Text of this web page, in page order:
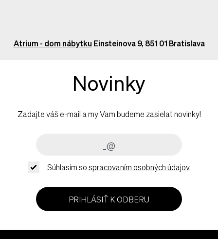
Atrium - dom nábytku Einsteinova 9, 851 01 Bratislava
Novinky
Zadajte váš e-mail a my Vam budeme zasielať novinky!
Súhlasím sospracovaním osobných údajov.
PRIHLÁSIŤ K ODBERU